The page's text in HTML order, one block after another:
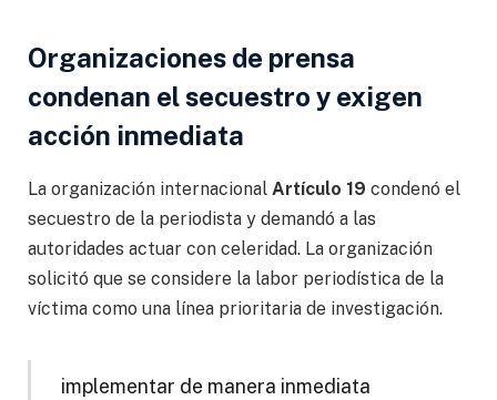
Organizaciones de prensa
condenan el secuestro y exigen
acción inmediata
La organización internacional Artículo 19 condenó el
secuestro de la periodista y demandó a las
autoridades actuar con celeridad. La organización
solicitó que se considere la labor periodística de la
víctima como una línea prioritaria de investigación.
implementar de manera inmediata